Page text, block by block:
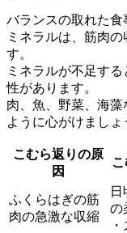
バランスの取れた食
ミネラルは、筋肉の
す。
ミネラルが不足す
性があります。
肉、魚、野菜、海
ように心がけましょ
こむら返りの原
因
ふくらはぎの筋
肉の急激な収縮
の